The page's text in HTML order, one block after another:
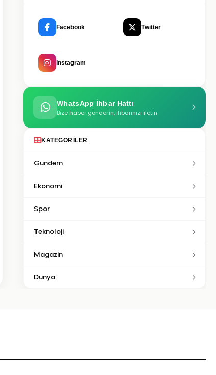
Facebook Twitter
Instagram
WhatsApp İhbar Hattı
Bize haber gönderin, ihbarınızı iletin
KATEGORILER
Gundem
Ekonomi
Spor
Teknoloji
Magazin
Dunya